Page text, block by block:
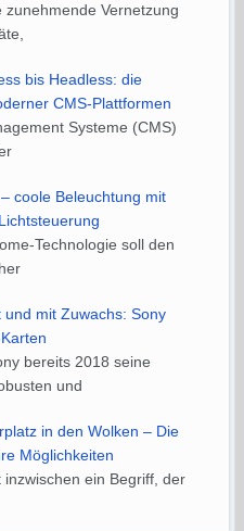
zunehmende Vernetzung
bis Headless: die
CMS-Plattformen
Systeme (CMS)
coole Beleuchtung mit
Technologie soll den
und mit Zuwachs: Sony
bereits 2018 seine
und
in den Wolken – Die
Möglichkeiten
inzwischen ein Begriff, der